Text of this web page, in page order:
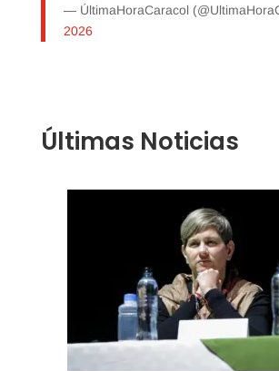
— ÚltimaHoraCaracol
2026
Últimas Noticias